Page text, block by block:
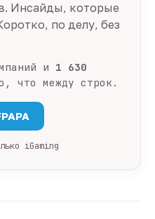
Инсайды, которые
по делу, без
и 1 630
что между строк.
iGaming